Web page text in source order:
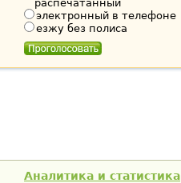
распечатанный
электронный в телефоне
езжу без полиса
Аналитика и статистика